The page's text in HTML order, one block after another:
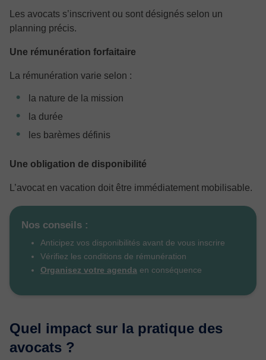
Les avocats s’inscrivent ou sont désignés selon un
planning précis.
Une rémunération forfaitaire
La rémunération varie selon :
la nature de la mission
la durée
les barèmes définis
Une obligation de disponibilité
L’avocat en vacation doit être immédiatement mobilisable.
Nos conseils :
Anticipez vos disponibilités avant de vous inscrire
Vérifiez les conditions de rémunération
Organisez votre agenda en conséquence
Quel impact sur la pratique des
avocats ?